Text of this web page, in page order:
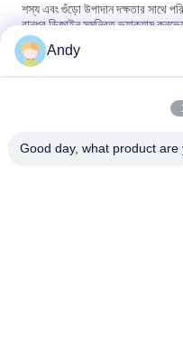
শস্য এবং গুঁড়ো উপাদান দক্ষতার সাথে
বান্ধব ডিজাইন সমন্বিত ভ্যাকুয়াম
শিল্প প্রক্রিয়ায় কণিকাকার পদার্থের
ভ্যাকুয়াম কনভেয়র সিস্টেম
ভ্যাকুয়াম কনভেয়র সিস্টেমগুলি ধুলো
Andy
Good day, what product